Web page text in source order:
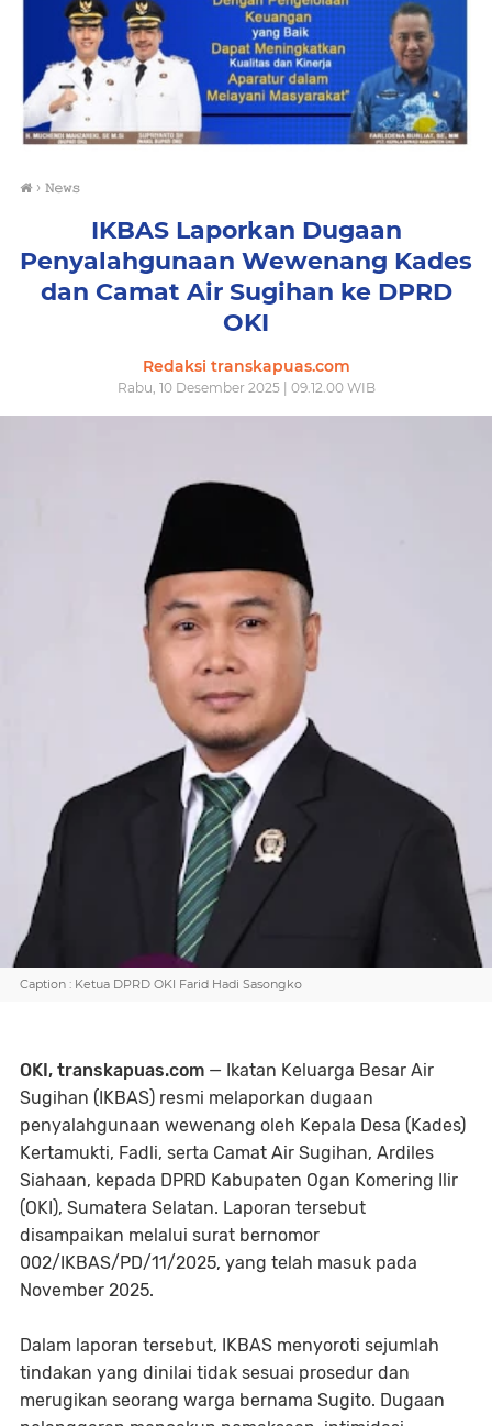
› 𝙽𝚎𝚠𝚜
IKBAS Laporkan Dugaan
Penyalahgunaan Wewenang Kades
dan Camat Air Sugihan ke DPRD
OKI
Redaksi transkapuas.com
Rabu, 10 Desember 2025 | 09.12.00 WIB
Caption : Ketua DPRD OKI Farid Hadi Sasongko
OKI, transkapuas.com — Ikatan Keluarga Besar Air
Sugihan (IKBAS) resmi melaporkan dugaan
penyalahgunaan wewenang oleh Kepala Desa (Kades)
Kertamukti, Fadli, serta Camat Air Sugihan, Ardiles
Siahaan, kepada DPRD Kabupaten Ogan Komering Ilir
(OKI), Sumatera Selatan. Laporan tersebut
disampaikan melalui surat bernomor
002/IKBAS/PD/11/2025, yang telah masuk pada
November 2025.
Dalam laporan tersebut, IKBAS menyoroti sejumlah
tindakan yang dinilai tidak sesuai prosedur dan
merugikan seorang warga bernama Sugito. Dugaan